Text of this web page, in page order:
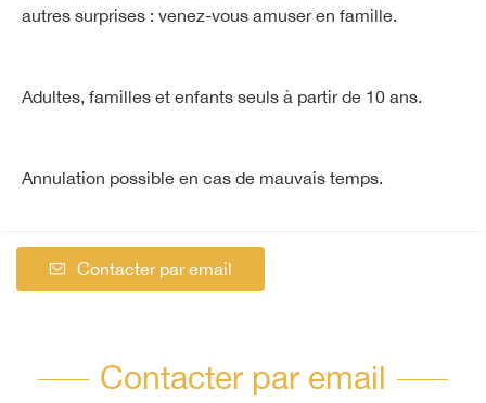
autres surprises : venez-vous amuser en famille.
Adultes, familles et enfants seuls à partir de 10 ans.
Annulation possible en cas de mauvais temps.
Contacter par email
Contacter par email